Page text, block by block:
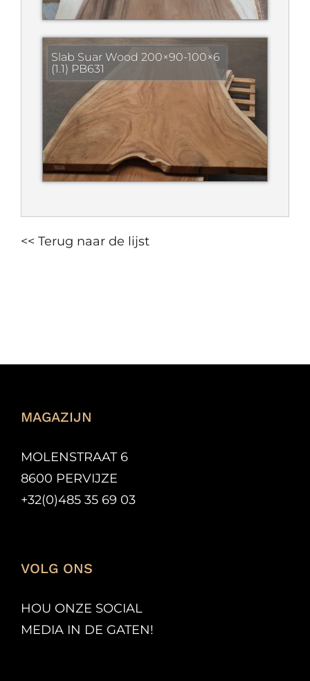
Slab Suar Wood 200×90-100×6
(1.1) PB631
<< Terug naar de lijst
MAGAZIJN
MOLENSTRAAT 6
8600 PERVIJZE
+32(0)485 35 69 03
VOLG ONS
HOU ONZE SOCIAL
MEDIA IN DE GATEN!